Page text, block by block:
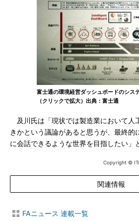
富士通の環境経営ダッシュボードのシス
（クリックで拡大）出典：富士通
及川氏は「現状では製造業において人
きかという議論があると思うが、最終的
に会話できるような世界を目指したい」
Copyright ©
関連情報
FAニュース 連載一覧